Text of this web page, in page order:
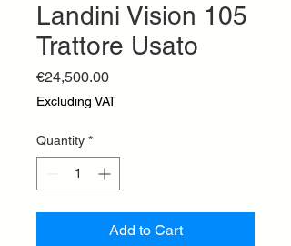
Landini Vision 105
Trattore Usato
€24,500.00Price
Excluding VAT
Quantity *
Add to Cart